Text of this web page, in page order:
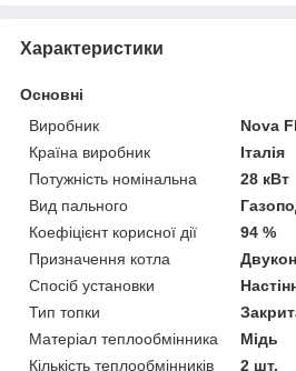
Характеристики
Основні
Виробник
Nova
Країна виробник
Італія
Потужність номінальна
28 кВт
Вид пального
Коефіцієнт корисної дії
94 %
Призначення котла
Спосіб установки
Тип топки
Матеріал теплообмінника
Мідь
Кількість теплообмінників
2 шт.